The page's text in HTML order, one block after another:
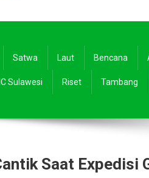
Satwa Laut Bencana
Sulawesi Riset Tambang
Saat Expedisi